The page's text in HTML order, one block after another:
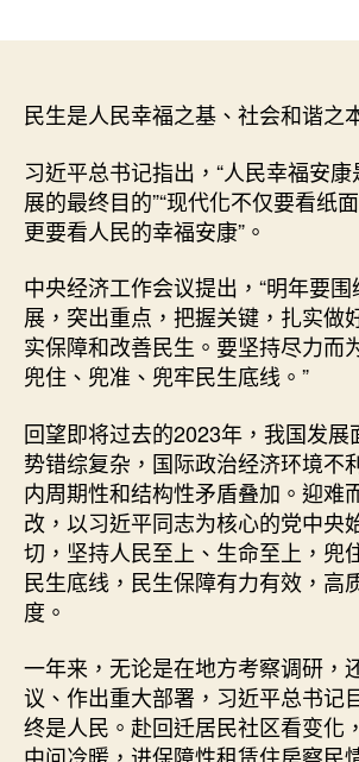
期
民生是人民幸福之基、社会和谐之
习近平总书记指出，“人民幸福安
展的最终目的”“现代化不仅要看纸
更要看人民的幸福安康”。
中央经济工作会议提出，“明年要
展，突出重点，把握关键，扎实做
实保障和改善民生。要坚持尽力而
兜住、兜准、兜牢民生底线。”
回望即将过去的2023年，我国发展
势错综复杂，国际政治经济环境不
内周期性和结构性矛盾叠加。迎难
改，以习近平同志为核心的党中央
切，坚持人民至上、生命至上，兜
民生底线，民生保障有力有效，高
度。
一年来，无论是在地方考察调研，
议、作出重大部署，习近平总书记
终是人民。赴回迁居民社区看变化